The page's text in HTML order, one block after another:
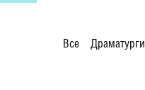
Все Драматурги